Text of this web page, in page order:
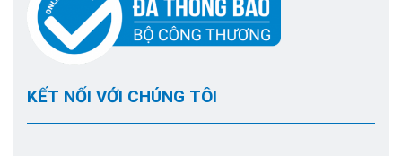
KẾT NỐI VỚI CHÚNG TÔI